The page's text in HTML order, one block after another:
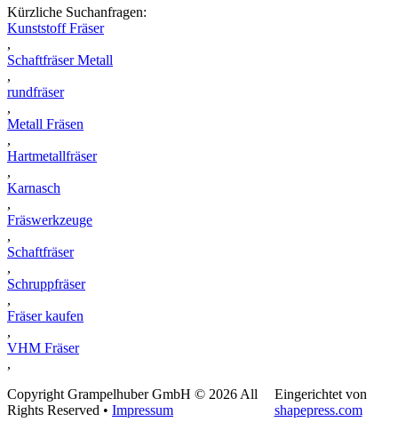
Kürzliche Suchanfragen:
Kunststoff Fräser
,
Schaftfräser Metall
,
rundfräser
,
Metall Fräsen
,
Hartmetallfräser
,
Karnasch
,
Fräswerkzeuge
,
Schaftfräser
,
Schruppfräser
,
Fräser kaufen
,
VHM Fräser
,
Copyright Grampelhuber GmbH © 2026 All
Rights Reserved • Impressum
Eingerichtet von
shapepress.com